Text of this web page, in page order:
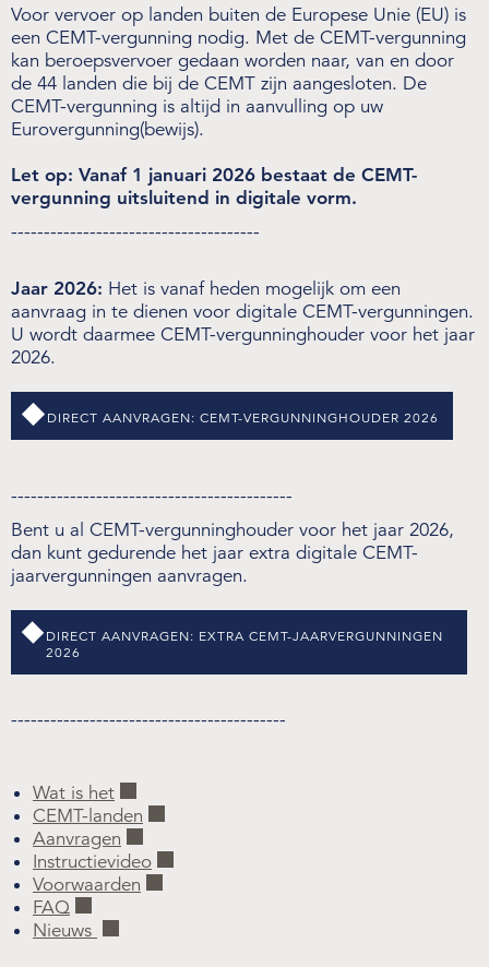
Over de NIWO
Informatie per land / Country information
Over deze website
Inloggen
NIWO
Veraartlaan 10
2288 GM Rijswijk
E info@niwo.nl
Voor vervoer op landen buiten de Europese Unie (EU) is
een CEMT-vergunning nodig. Met de CEMT-vergunning
kan beroepsvervoer gedaan worden naar, van en door
de 44 landen die bij de CEMT zijn aangesloten. De
CEMT-vergunning is altijd in aanvulling op uw
Eurovergunning(bewijs).
Let op: Vanaf 1 januari 2026 bestaat de CEMT-
vergunning uitsluitend in digitale vorm.
--------------------------------------
Jaar 2026: Het is vanaf heden mogelijk om een
aanvraag in te dienen voor digitale CEMT-vergunningen.
U wordt daarmee CEMT-vergunninghouder voor het jaar
2026.
DIRECT AANVRAGEN: CEMT-VERGUNNINGHOUDER 2026
-------------------------------------------
Bent u al CEMT-vergunninghouder voor het jaar 2026,
dan kunt gedurende het jaar extra digitale CEMT-
jaarvergunningen aanvragen.
DIRECT AANVRAGEN: EXTRA CEMT-JAARVERGUNNINGEN
2026
------------------------------------------
Wat is het
CEMT-landen
Aanvragen
Instructievideo
Voorwaarden
FAQ
Nieuws